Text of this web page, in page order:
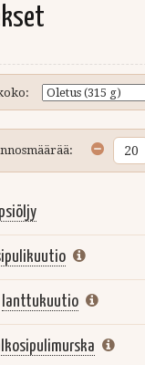
lanttukuutio